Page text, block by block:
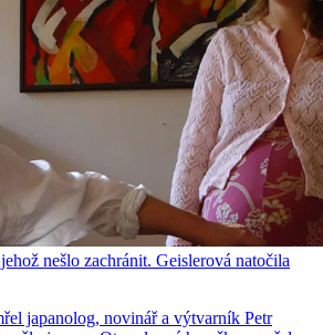
nešlo zachránit. Geislerová natočila
japanolog, novinář a výtvarník Petr